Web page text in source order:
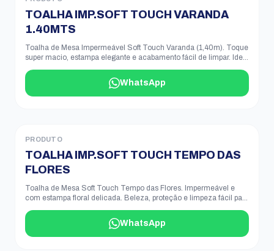
TOALHA IMP.SOFT TOUCH VARANDA
1.40MTS
Toalha de Mesa Impermeável Soft Touch Varanda (1,40m). Toque
super macio, estampa elegante e acabamento fácil de limpar. Ideal
WhatsApp
PRODUTO
TOALHA IMP.SOFT TOUCH TEMPO DAS
FLORES
Toalha de Mesa Soft Touch Tempo das Flores. Impermeável e
com estampa floral delicada. Beleza, proteção e limpeza fácil para
WhatsApp